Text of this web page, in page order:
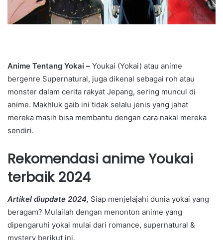
Anime Tentang Yokai – Youkai (Yokai) atau anime
bergenre Supernatural, juga dikenal sebagai roh atau
monster dalam cerita rakyat Jepang, sering muncul di
anime. Makhluk gaib ini tidak selalu jenis yang jahat
mereka masih bisa membantu dengan cara nakal mereka
sendiri.
Rekomendasi anime Youkai
terbaik 2024
Artikel diupdate 2024, Siap menjelajahi dunia yokai yang
beragam? Mulailah dengan menonton anime yang
dipengaruhi yokai mulai dari romance, supernatural &
mystery berikut ini.